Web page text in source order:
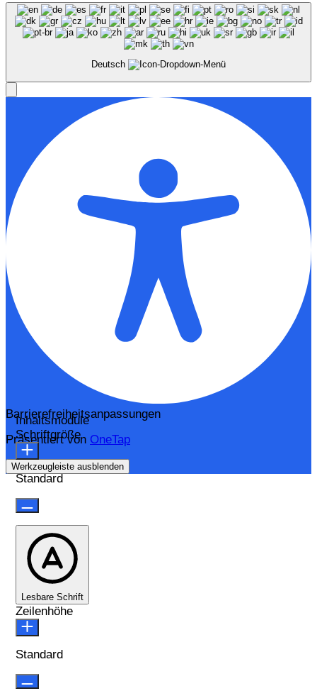
Deutsch
Barrierefreiheitsanpassungen
Präsentiert von OneTap
Werkzeugleiste ausblenden
Inhaltsmodule
Schriftgröße
Standard
Lesbare Schrift
Zeilenhöhe
Standard